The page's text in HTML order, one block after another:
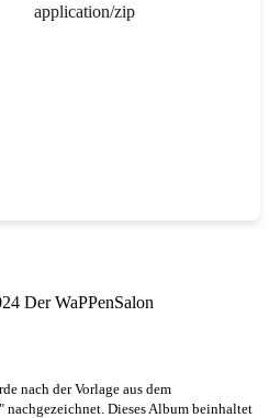
application/zip
Der WaPPenSalon
nach der Vorlage aus dem
nachgezeichnet. Dieses Album beinhaltet